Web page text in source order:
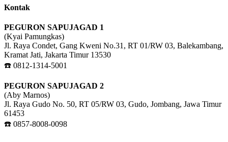
Kontak
PEGURON SAPUJAGAD 1
(Kyai Pamungkas)
Jl. Raya Condet, Gang Kweni No.31, RT 01/RW 03, Balekambang,
Kramat Jati, Jakarta Timur 13530
☎️ 0812-1314-5001
PEGURON SAPUJAGAD 2
(Aby Marnos)
Jl. Raya Gudo No. 50, RT 05/RW 03, Gudo, Jombang, Jawa Timur
61453
☎️ 0857-8008-0098